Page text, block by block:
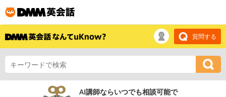
質問する
AI講師ならいつでも相談可能で